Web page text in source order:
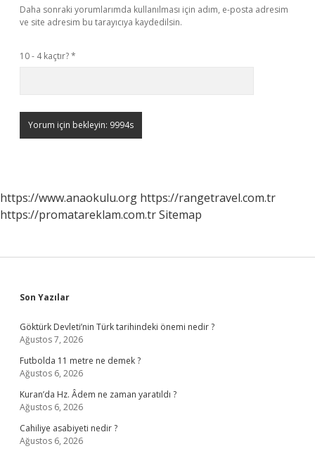
Daha sonraki yorumlarımda kullanılması için adım, e-posta adresim
ve site adresim bu tarayıcıya kaydedilsin.
10 - 4 kaçtır?*
https://www.anaokulu.org https://rangetravel.com.tr
https://promatareklam.com.trSitemap
Sidebar
Son Yazılar
Göktürk Devleti’nin Türk tarihindeki önemi nedir ?
Ağustos 7, 2026
Futbolda 11 metre ne demek ?
Ağustos 6, 2026
Kuran’da Hz. Âdem ne zaman yaratıldı ?
Ağustos 6, 2026
Cahiliye asabiyeti nedir ?
Ağustos 6, 2026